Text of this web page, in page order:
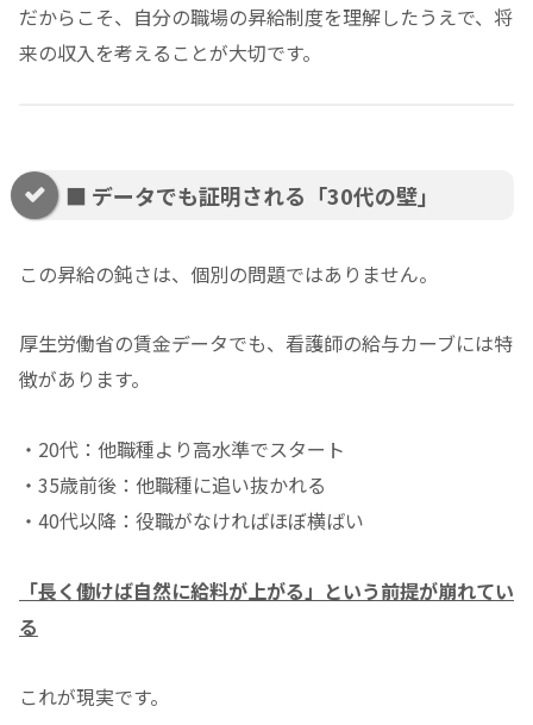
だからこそ、自分の職場の昇給制度を理解したうえで、将
来の収入を考えることが大切です。
■ データでも証明される「30代の壁」
この昇給の鈍さは、個別の問題ではありません。
厚生労働省の賃金データでも、看護師の給与カーブには特
徴があります。
・20代：他職種より高水準でスタート
・35歳前後：他職種に追い抜かれる
・40代以降：役職がなければほぼ横ばい
「長く働けば自然に給料が上がる」という前提が崩れてい
る
これが現実です。